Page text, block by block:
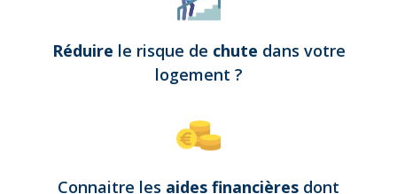
Réduire le risque de chute dans votre
logement ?
Connaitre les aides financières dont